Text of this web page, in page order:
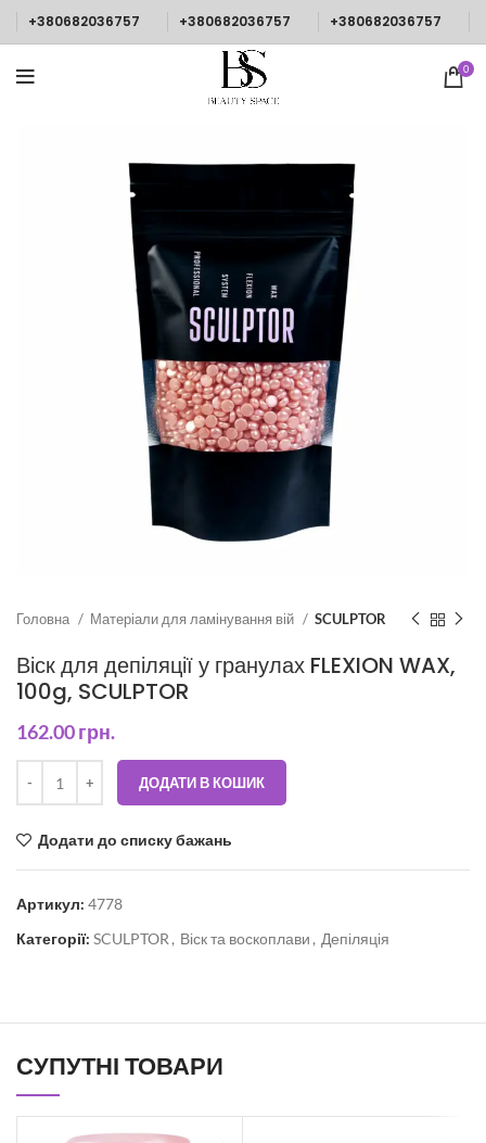
+380682036757 +380682036757 +380682036757
0
Головна Матеріали для ламінування вій SCULPTOR
Віск для депіляції у гранулах FLEXION WAX,
100g, SCULPTOR
162.00грн.
ДОДАТИ В КОШИК
Додати до списку бажань
Артикул: 4778
Категорії: SCULPTOR , Віск та воскоплави , Депіляція
СУПУТНІ ТОВАРИ